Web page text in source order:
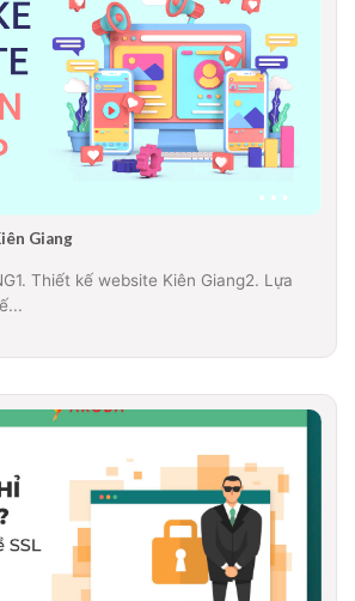
Giang
Thiết kế website Kiên Giang2. Lựa